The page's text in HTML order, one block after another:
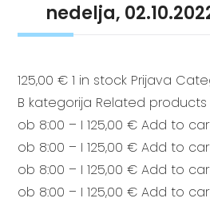
nedelja,
125,00 € 1 in stock Prijava
B kategorija Related products
ob 8:00 – I 125,00 € Add to
ob 8:00 – I 125,00 € Add to
ob 8:00 – I 125,00 € Add to
ob 8:00 – I 125,00 € Add to